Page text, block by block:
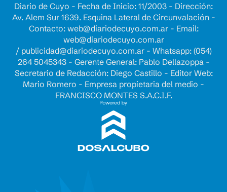
Diario de Cuyo - Fecha de Inicio: 11/2003 - Dirección:
Av. Alem Sur 1639. Esquina Lateral de Circunvalación -
Contacto: web@diariodecuyo.com.ar- Email:
web@diariodecuyo.com.ar
/ publicidad@diariodecuyo.com.ar- Whatsapp: (054)
264 5045343 - Gerente General: Pablo Dellazoppa -
Secretario de Redacción: Diego Castillo - Editor Web:
Mario Romero - Empresa propietaria del medio -
FRANCISCO MONTES S.A.C.I.F.